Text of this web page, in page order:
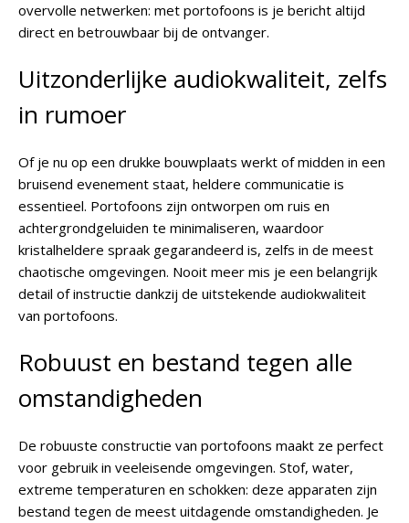
overvolle netwerken: met portofoons is je bericht altijd
direct en betrouwbaar bij de ontvanger.
Uitzonderlijke audiokwaliteit, zelfs
in rumoer
Of je nu op een drukke bouwplaats werkt of midden in een
bruisend evenement staat, heldere communicatie is
essentieel. Portofoons zijn ontworpen om ruis en
achtergrondgeluiden te minimaliseren, waardoor
kristalheldere spraak gegarandeerd is, zelfs in de meest
chaotische omgevingen. Nooit meer mis je een belangrijk
detail of instructie dankzij de uitstekende audiokwaliteit
van portofoons.
Robuust en bestand tegen alle
omstandigheden
De robuuste constructie van portofoons maakt ze perfect
voor gebruik in veeleisende omgevingen. Stof, water,
extreme temperaturen en schokken: deze apparaten zijn
bestand tegen de meest uitdagende omstandigheden. Je